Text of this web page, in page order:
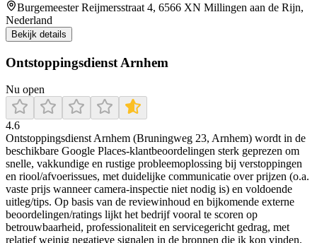
Burgemeester Reijmersstraat 4, 6566 XN Millingen aan de Rijn,
Nederland
Bekijk details
Ontstoppingsdienst Arnhem
Nu open
4.6
Ontstoppingsdienst Arnhem (Bruningweg 23, Arnhem) wordt in de
beschikbare Google Places-klantbeoordelingen sterk geprezen om
snelle, vakkundige en rustige probleemoplossing bij verstoppingen
en riool/afvoerissues, met duidelijke communicatie over prijzen (o.a.
vaste prijs wanneer camera-inspectie niet nodig is) en voldoende
uitleg/tips. Op basis van de reviewinhoud en bijkomende externe
beoordelingen/ratings lijkt het bedrijf vooral te scoren op
betrouwbaarheid, professionaliteit en servicegericht gedrag, met
relatief weinig negatieve signalen in de bronnen die ik kon vinden.